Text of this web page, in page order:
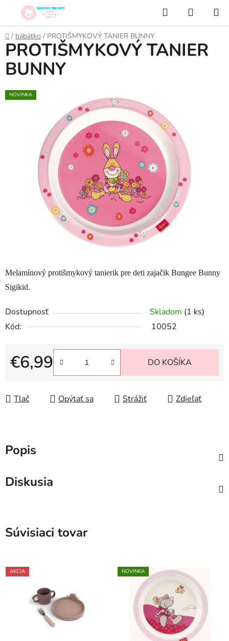
obsah
Hľadať
KOŠÍK
Domov
/ bábätko / PROTIŠMYKOVÝ TANIER BUNNY
Melamínový protišmykový tanierik pre deti zajačik Bungee Bunny
Sigikid.
Dostupnosť Skladom (1 ks)
Kód:
10052
€6,99
Jednotková cena:
DO KOŠÍKA
Tlač Opýtať sa Strážiť Zdieľať
PROTIŠMYKOVÝ TANIER
BUNNY
NOVINKA
Popis
Diskusia
Súvisiaci tovar
AKCIA NOVINKA